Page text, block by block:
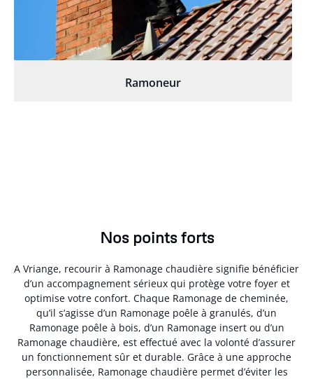
Ramoneur
Nos points forts
A Vriange, recourir à Ramonage chaudière signifie bénéficier
d’un accompagnement sérieux qui protège votre foyer et
optimise votre confort. Chaque Ramonage de cheminée,
qu’il s’agisse d’un Ramonage poêle à granulés, d’un
Ramonage poêle à bois, d’un Ramonage insert ou d’un
Ramonage chaudière, est effectué avec la volonté d’assurer
un fonctionnement sûr et durable. Grâce à une approche
personnalisée, Ramonage chaudière permet d’éviter les